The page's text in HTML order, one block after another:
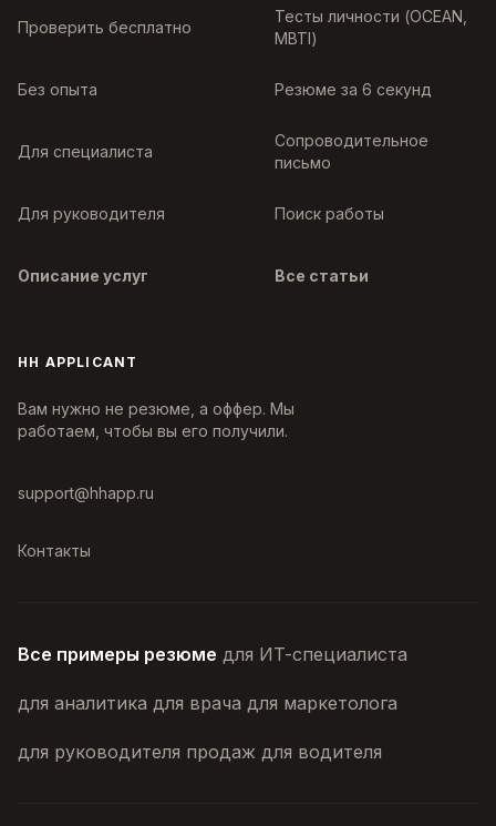
Проверить бесплатно
Без опыта
Для специалиста
Для руководителя
Описание услуг
Тесты личности (OCEAN,
MBTI)
Резюме за 6 секунд
Сопроводительное
письмо
Поиск работы
Все статьи
HH APPLICANT
Вам нужно не резюме, а оффер. Мы
работаем, чтобы вы его получили.
support@hhapp.ru
Контакты
Все примеры резюме для ИТ-специалиста
для аналитика для врача для маркетолога
для руководителя продаж для водителя